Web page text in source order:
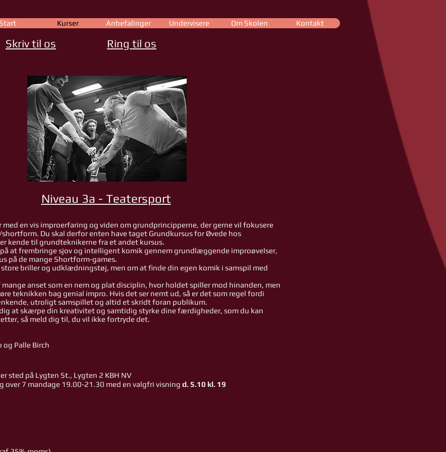
Start Kurser Anbefalinger Undervisere Om Skolen Kontakt
Skriv til os Ring til os
Niveau 3a - Teatersport
med en vis improerfaring og viden om grundprincipperne, der gerne vil fokusere
Du skal derfor enten have taget Grundkursus for Øvede hos
kende til grundteknikerne fra et andet kursus.
at frembringe sjov og intelligent komik gennem grundlæggende improøvelser,
på de mange Shortform-games.
briller og udklædningstøj, men om at finde din egen komik i samspil med
anset som en nem og plat disciplin, hvor holdet spiller mod hinanden, men
teknikken bag genial impro. Hvis det ser nemt ud, så er det som regel fordi
utroligt samspillet og altid et skridt foran publikum.
atskærpe din kreativitet og samtidig styrke dine færdigheder, som du kan
så meld dig til, du vil ikke fortryde det.
Palle Birch
sted på Lygten St., Lygten 2 KBH NV
over 7 mandage 19.00-21.30 med en valgfri visning d. 5.10 kl. 19